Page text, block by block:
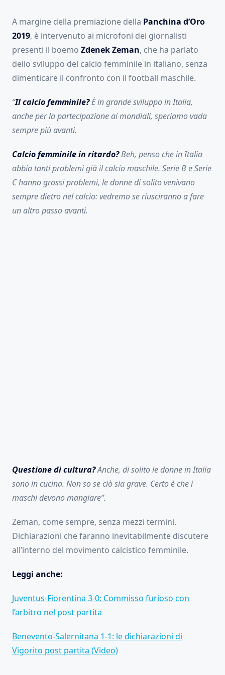
A margine della premiazione della Panchina d’Oro
2019, è intervenuto ai microfoni dei giornalisti
presenti il boemo Zdenek Zeman, che ha parlato
dello sviluppo del calcio femminile in italiano, senza
dimenticare il confronto con il football maschile.
“Il calcio femminile?È in grande sviluppo in Italia,
anche per la partecipazione ai mondiali, speriamo vada
sempre più avanti.
Calcio femminile in ritardo?Beh, penso che in Italia
abbia tanti problemi già il calcio maschile. Serie B e Serie
C hanno grossi problemi, le donne di solito venivano
sempre dietro nel calcio: vedremo se riusciranno a fare
un altro passo avanti.
Questione di cultura?Anche, di solito le donne in Italia
sono in cucina. Non so se ciò sia grave. Certo è che i
maschi devono mangiare”.
Zeman, come sempre, senza mezzi termini.
Dichiarazioni che faranno inevitabilmente discutere
all’interno del movimento calcistico femminile.
Leggi anche:
Juventus-Fiorentina 3-0: Commisso furioso con
l’arbitro nel post partita
Benevento-Salernitana 1-1: le dichiarazioni di
Vigorito post partita (Video)